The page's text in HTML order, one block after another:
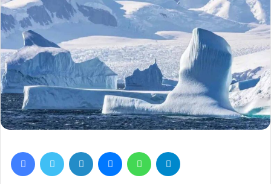
FacebookTwitter LinkedIn MessengerWhatsApp